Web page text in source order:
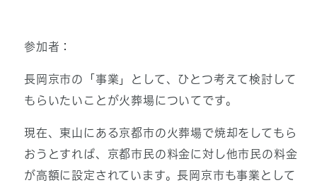
参加者：
長岡京市の「事業」として、ひとつ考えて検討して
もらいたいことが火葬場についてです。
現在、東山にある京都市の火葬場で焼却をしてもら
おうとすれば、京都市民の料金に対し他市民の料金
が高額に設定されています。長岡京市も事業として